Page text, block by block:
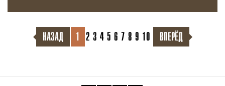
НАЗАД 1 2 3 4 5 6 7 8 9 10 ВПЕРЁД